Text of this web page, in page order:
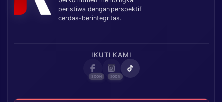
peristiwa dengan perspektif
cerdas-berintegritas.
IKUTI KAMI